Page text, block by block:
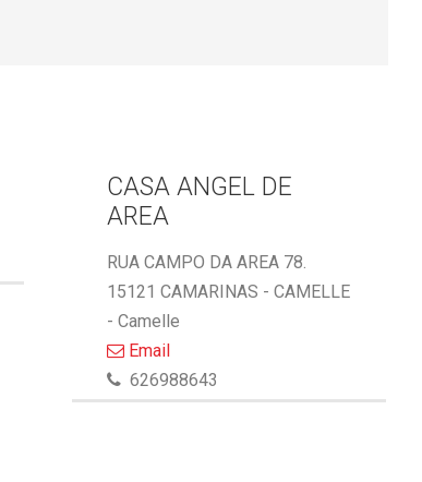
CASA ANGEL DE
AREA
RUA CAMPO DA AREA 78.
15121 CAMARINAS - CAMELLE
- Camelle
Email
626988643